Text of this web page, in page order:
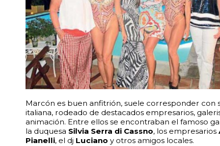
Marcón es buen anfitrión, suele corresponder con
italiana, rodeado de destacados empresarios,
animación. Entre ellos se encontraban el famoso
la duquesa Silvia Serra di Cassno, los empresarios
Pianelli, el dj Luciano y otros amigos locales.